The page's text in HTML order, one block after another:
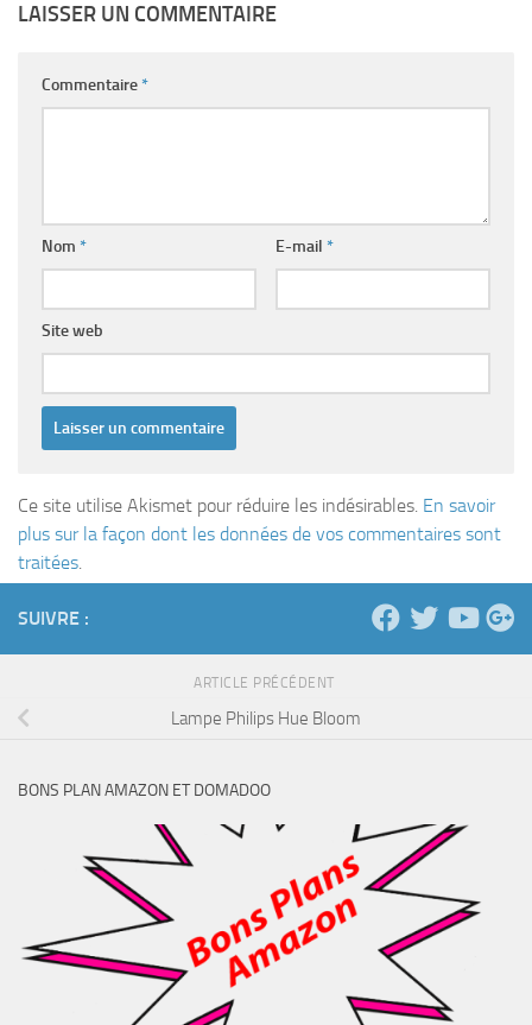
LAISSER UN COMMENTAIRE
Commentaire*
Nom * E-mail *
Site web
Ce site utilise Akismet pour réduire les indésirables. En savoir
plus sur la façon dont les données de vos commentaires sont
traitées.
SUIVRE :
ARTICLE PRÉCÉDENT
Lampe Philips Hue Bloom
BONS PLAN AMAZON ET DOMADOO